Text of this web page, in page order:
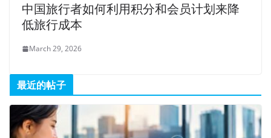
中国旅行者如何利用积分和会员计划来降
低旅行成本
March 29, 2026
最近的帖子